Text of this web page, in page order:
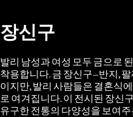
장신구
발리 남성과 여성 모두 금으로
착용합니다. 금 장신구—반지,
이지만, 발리 사람들은 결혼식
로 여겨집니다. 이 전시된 장신
유구한 전통의 다양성을 보여